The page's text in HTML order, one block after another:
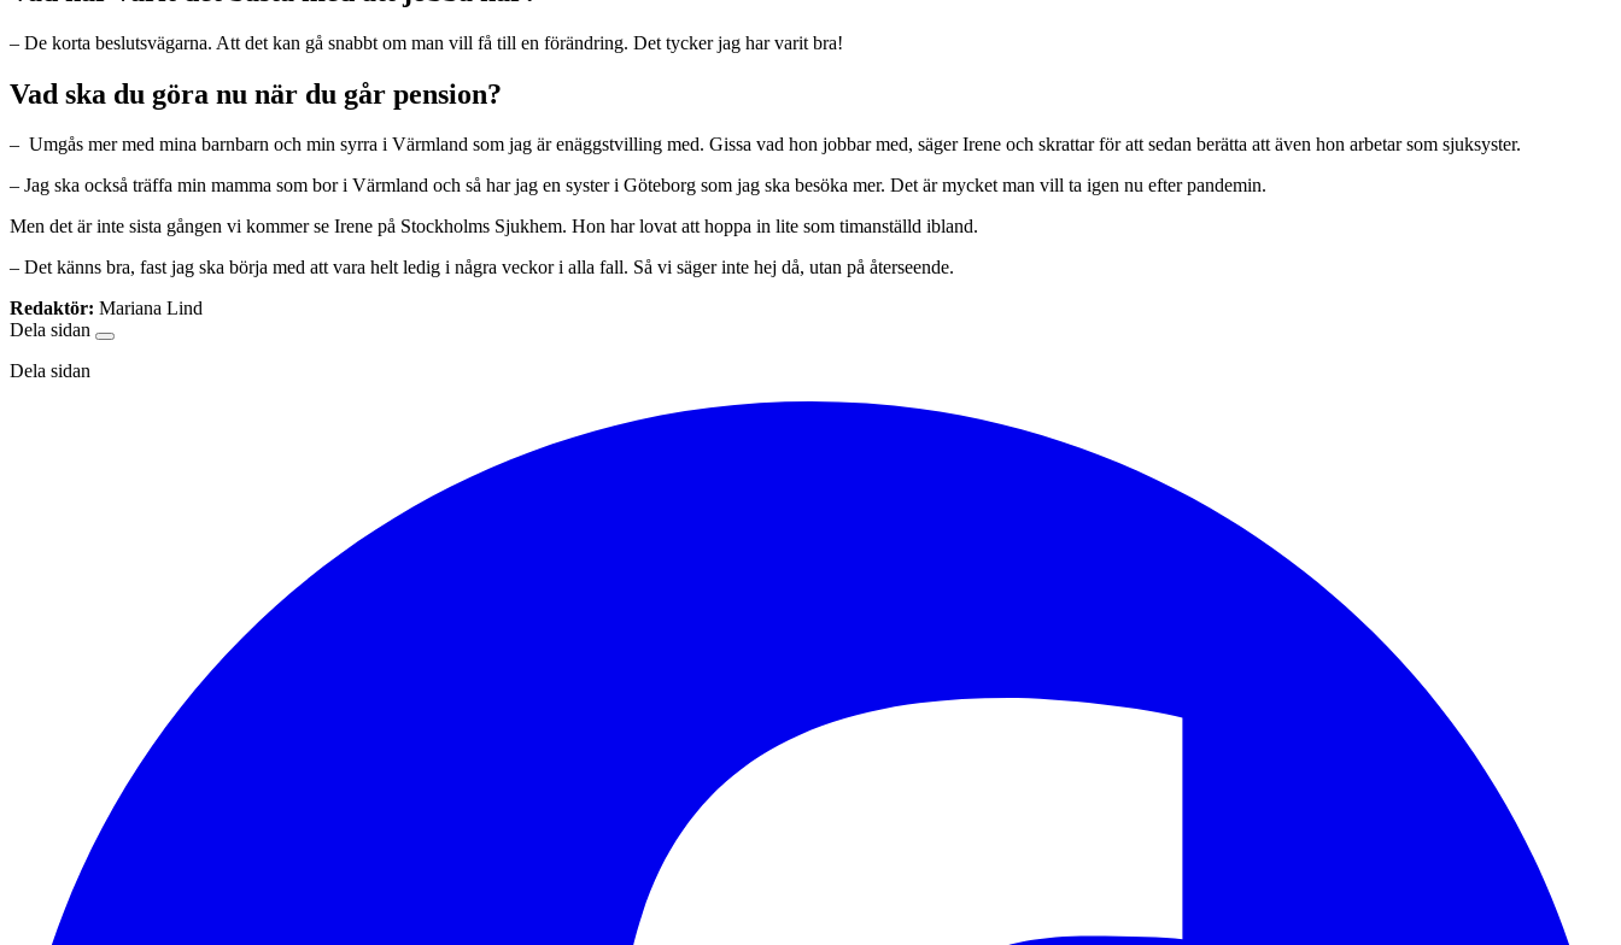
– De korta beslutsvägarna. Att det kan gå snabbt om man vill få till en förändring. Det tycker jag har varit bra!
Vad ska du göra nu när du går pension?
– Umgås mer med mina barnbarn och min syrra i Värmland som jag är enäggstvilling med. Gissa vad hon jobbar med, säger Irene och skrattar för att sedan berätta att även hon arbetar som sjuksyster.
– Jag ska också träffa min mamma som bor i Värmland och så har jag en syster i Göteborg som jag ska besöka mer. Det är mycket man vill ta igen nu efter pandemin.
Men det är inte sista gången vi kommer se Irene på Stockholms Sjukhem. Hon har lovat att hoppa in lite som timanställd ibland.
– Det känns bra, fast jag ska börja med att vara helt ledig i några veckor i alla fall. Så vi säger inte hej då, utan på återseende.
Redaktör: Mariana Lind
Dela sidan
Dela sidan